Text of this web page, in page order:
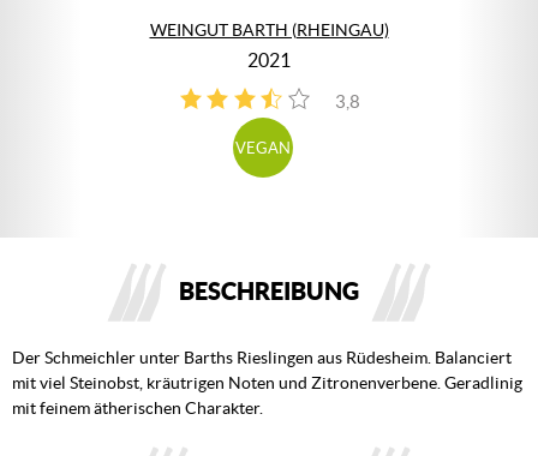
WEINGUT BARTH (RHEINGAU)
2021
3,8
4
VEGAN
BESCHREIBUNG
Der Schmeichler unter Barths Rieslingen aus Rüdesheim. Balanciert
mit viel Steinobst, kräutrigen Noten und Zitronenverbene. Geradlinig
mit feinem ätherischen Charakter.